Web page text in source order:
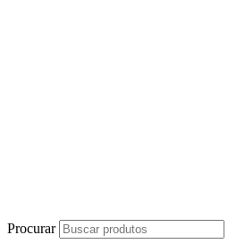
Procurar